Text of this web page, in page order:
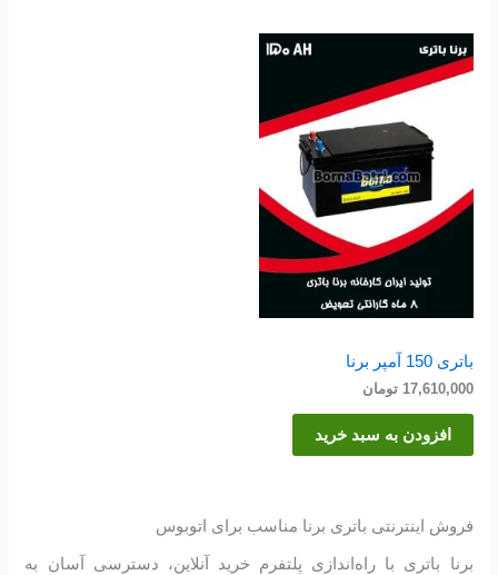
باتری 150 آمپر برنا
17,610,000 تومان
افزودن به سبد خرید
فروش اینترنتی باتری برنا مناسب برای اتوبوس
برنا باتری با راه‌اندازی پلتفرم خرید آنلاین، دسترسی آسان به